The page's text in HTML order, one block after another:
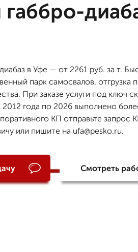
в Уфе — от 2261 руб. за т.
парк самосвалов, отгрузка
При заказе услуги под ключ
года по 2026 выполнено
КП отправьте запрос
или пишите на ufa@pesko.ru.
Смотреть